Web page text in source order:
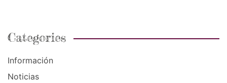
Categories
Información
Noticias